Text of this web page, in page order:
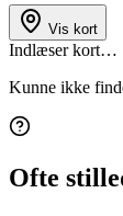
Vis kort
Indlæser kort…
Kunne ikke
Ofte